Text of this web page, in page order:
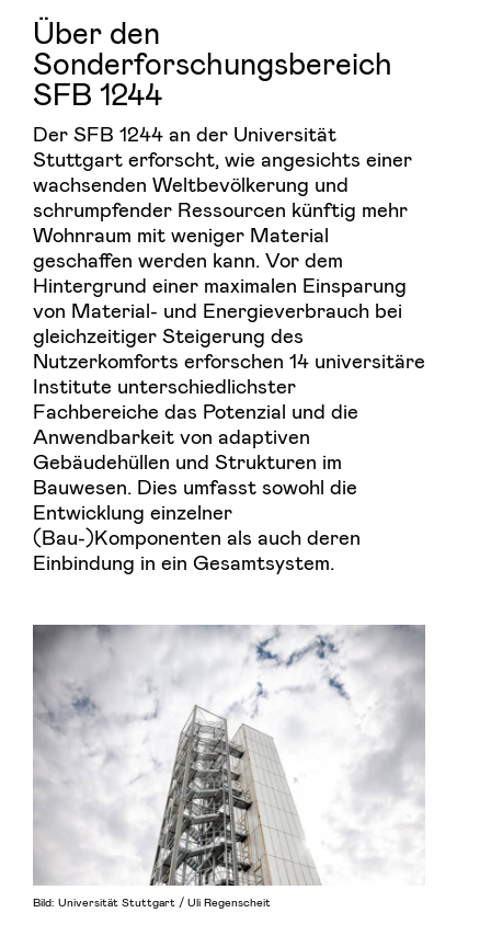
Über den
Sonderforschungsbereich
SFB 1244
Der SFB 1244 an der Universität
Stuttgart erforscht, wie angesichts einer
wachsenden Weltbevölkerung und
schrumpfender Ressourcen künftig mehr
Wohnraum mit weniger Material
geschaffen werden kann. Vor dem
Hintergrund einer maximalen Einsparung
von Material- und Energieverbrauch bei
gleichzeitiger Steigerung des
Nutzerkomforts erforschen 14 universitäre
Institute unterschiedlichster
Fachbereiche das Potenzial und die
Anwendbarkeit von adaptiven
Gebäudehüllen und Strukturen im
Bauwesen. Dies umfasst sowohl die
Entwicklung einzelner
(Bau-)Komponenten als auch deren
Einbindung in ein Gesamtsystem.
Bild: Universität Stuttgart / Uli Regenscheit